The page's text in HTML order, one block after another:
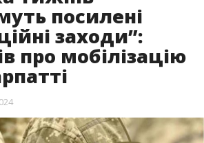
посилені
заходи”:
про мобілізацію